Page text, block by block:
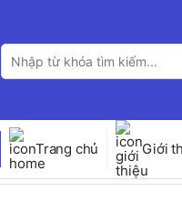
Tìm
kiếm:
Trang chủ Giới